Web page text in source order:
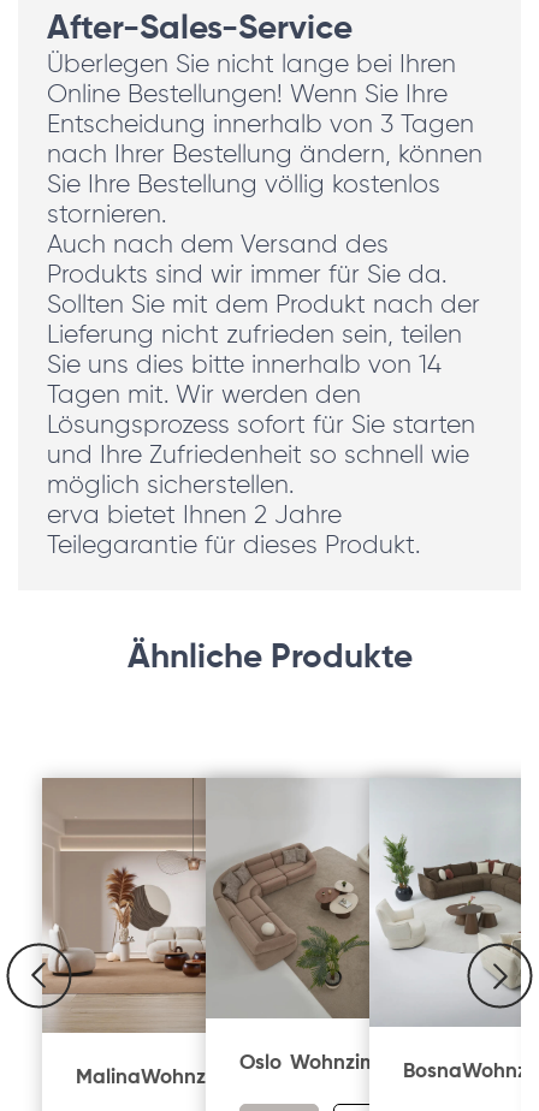
After-Sales-Service
Überlegen Sie nicht lange bei Ihren
Online Bestellungen! Wenn Sie Ihre
Entscheidung innerhalb von 3 Tagen
nach Ihrer Bestellung ändern, können
Sie Ihre Bestellung völlig kostenlos
stornieren.
Auch nach dem Versand des
Produkts sind wir immer für Sie da.
Sollten Sie mit dem Produkt nach der
Lieferung nicht zufrieden sein, teilen
Sie uns dies bitte innerhalb von 14
Tagen mit. Wir werden den
Lösungsprozess sofort für Sie starten
und Ihre Zufriedenheit so schnell wie
möglich sicherstellen.
erva bietet Ihnen 2 Jahre
Teilegarantie für dieses Produkt.
Ähnliche Produkte
MalinaWohnzimmer
Oslo WohnzimmerBosna